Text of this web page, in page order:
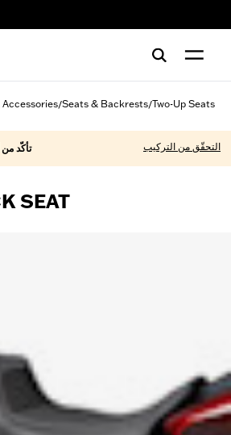
/Seats & Backrests/Two-Up Seats
تأكّد من التحقّق من التركيب
SEAT